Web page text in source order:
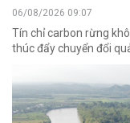
06/08/2026 09:07
Tín chỉ carbon rừng
thúc đẩy chuyển đổi